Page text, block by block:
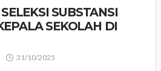
SUBSTANSI
SEKOLAH DI
31/10/2025